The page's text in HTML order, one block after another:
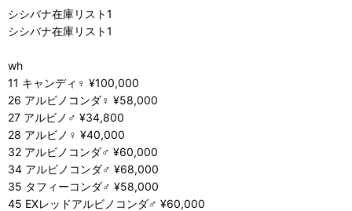
シシバナ在庫リスト1
シシバナ在庫リスト1
wh
11 キャンディ♀ ¥100,000
26 アルビノコンダ♀ ¥58,000
27 アルビノ♂ ¥34,800
28 アルビノ♀ ¥40,000
32 アルビノコンダ♂ ¥60,000
34 アルビノコンダ♂ ¥68,000
35 タフィーコンダ♂ ¥58,000
45 EXレッドアルビノコンダ♂ ¥60,000